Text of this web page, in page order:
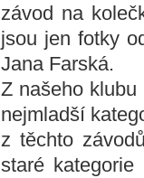
závod na
jsou jen fotky
Jana Farská.
Z našeho
nejmladší
z těchto
staré